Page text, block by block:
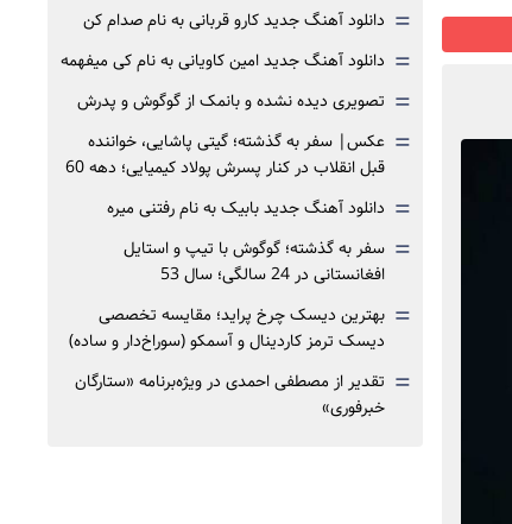
= دانلود آهنگ جدید کارو قربانی به نام صدام کن
= دانلود آهنگ جدید امین کاویانی به نام کی میفهمه
= تصویری دیده نشده و بانمک از گوگوش و پدرش
= عکس| سفر به گذشته؛ گیتی پاشایی، خواننده
قبل انقلاب در کنار پسرش پولاد کیمیایی؛ دهه 60
= دانلود آهنگ جدید بابیک به نام رفتنی میره
= سفر به گذشته؛ گوگوش با تیپ و استایل
افغانستانی در 24 سالگی؛ سال 53
= بهترین دیسک چرخ پراید؛ مقایسه تخصصی
دیسک ترمز کاردینال و آسمکو (سوراخ‌دار و ساده)
= تقدیر از مصطفی احمدی در ویژه‌برنامه «ستارگان
خبرفوری»